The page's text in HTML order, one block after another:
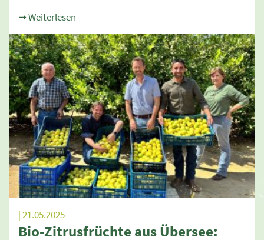
➞ Weiterlesen
| 21.05.2025
Bio-Zitrusfrüchte aus Übersee: